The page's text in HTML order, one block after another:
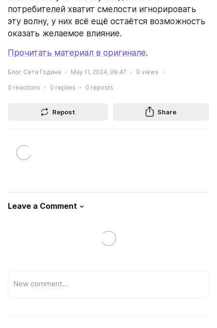
потребителей хватит смелости игнорировать
эту волну, у них всё ещё остаётся возможность
оказать желаемое влияние.
Прочитать материал в оригинале.
Блог Сета Година May 11, 2024, 09:47 0 views
0 reactions 0 replies 0 reposts
Repost Share
Leave a Comment